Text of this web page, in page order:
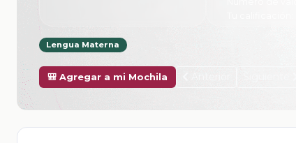
Lengua Materna
🎒 Agregar a mi Mochila